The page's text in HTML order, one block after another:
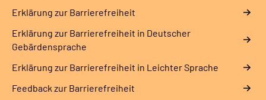
Erklärung zur Barrierefreiheit
Erklärung zur Barrierefreiheit in Deutscher
Gebärdensprache
Erklärung zur Barrierefreiheit in Leichter Sprache
Feedback zur Barrierefreiheit